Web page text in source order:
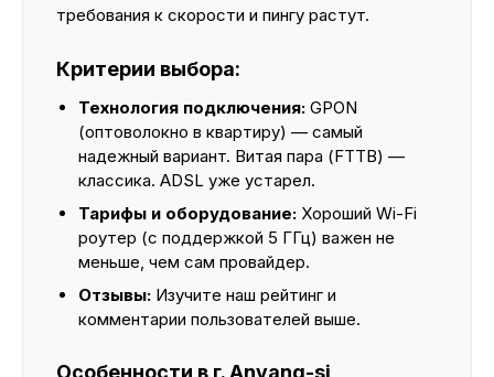
требования к скорости и пингу растут.
Критерии выбора:
Технология подключения: GPON
(оптоволокно в квартиру) — самый
надежный вариант. Витая пара (FTTB) —
классика. ADSL уже устарел.
Тарифы и оборудование: Хороший Wi-Fi
роутер (с поддержкой 5 ГГц) важен не
меньше, чем сам провайдер.
Отзывы: Изучите наш рейтинг и
комментарии пользователей выше.
Особенности в г. Anyang-si